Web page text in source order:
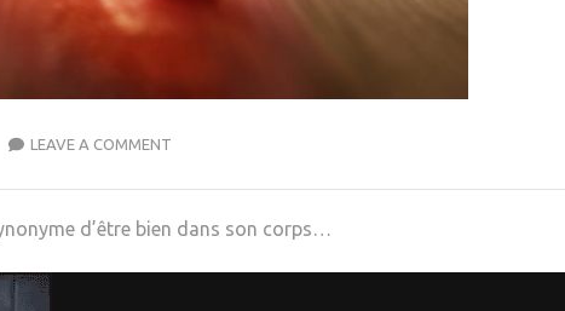
LEAVE A COMMENT
d’être bien dans son corps…